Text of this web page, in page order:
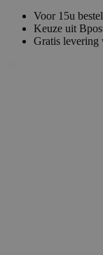
Voor 15u
Keuze uit
Gratis levering